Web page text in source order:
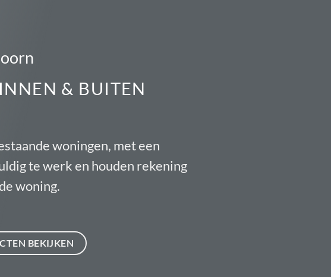
& BUITEN
woningen, met een
te werk en houden rekening
woning.
BEKIJKEN